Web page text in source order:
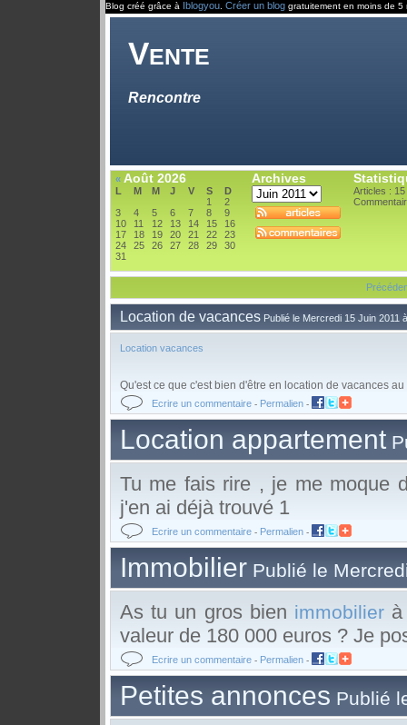
Blog créé grâce à Iblogyou Créer un blog gratuitement en moins de 5
Vente
Rencontre
« Août 2026
L M M J V S
D
1
2
3
4 5 6 7 8
9
10
11 12 13 14 15
16
17
18 19 20 21 22
23
24
25 26 27 28 29
30
31
Archives
Articles : 15
Location de vacances Publié le Mercredi 15 Juin 2011
Location vacances
Qu'est ce que c'est bien d'être en location de vacances
Ecrire un commentaire - Permalien -
Location appartement
Tu me fais rire , je me moque
j'en ai déjà trouvé 1
Ecrire un commentaire - Permalien -
Immobilier Publié le
As tu un gros bien immobilierà
valeur de 180 000 euros ? Je
Ecrire un commentaire - Permalien -
Petites annonces Publié